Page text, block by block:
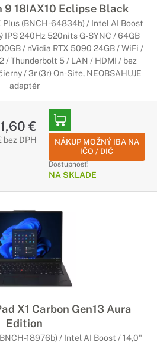
9 18IAX10 Eclipse Black
(BNCH-64834b) / Intel AI Boost
IPS 240Hz 520nits G-SYNC / 64GB
/ nVidia RTX 5090 24GB / WiFi /
/ Thunderbolt 5 / LAN / HDMI / bez
/ 3r (3r) On-Site, NEOBSAHUJE
adaptér
€
bez DPH
NÁKUP MOŽNÝ IBA NA
IČO / DIČ
Dostupnosť:
NA SKLADE
X1 Carbon Gen13 Aura
Edition
18976b) / Intel AI Boost / 14,0"